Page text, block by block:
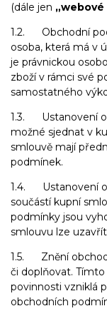
(dále jen
1.2. Obchodní
osoba, která má v
je právnickou
zboží v rámci své
samostatného
1.3. Ustanovení
možné sjednat v
smlouvě mají
podmínek.
1.4. Ustanovení
součástí kupní
podmínky jsou
smlouvu lze
1.5. Znění
či doplňovat.
povinnosti vzniklá
obchodních